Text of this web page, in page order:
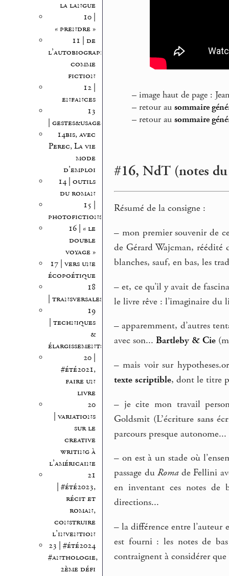
la langue
10 |
« prendre »
11 | de
l’autobiographie
comme
fiction
12 |
enfances
13
| gestes&usages
14bis, avec
Perec, La vie
mode
d’emploi
14 | outils
du roman
15 |
photofictions
16 | « le
double
voyage »
17 | vers une
écopoétique
18
| transversales
19
| techniques
&
élargissements
20 |
#été2021,
faire un
livre
20
| variations
sur le
creative
writing à
l’américaine
21
| #été2023,
récit et
roman,
construire
l’invention
23 | #été2024
#anthologie,
2ème défi
– image haut de page :
– retour au sommaire
– retour au sommaire
#16, NdT (notes
Résumé de la consigne :
– mon premier souvenir de
de Gérard Wajcman, réédité
blanches, sauf, en bas, les
– et, ce qu’il y avait de
le livre rêve : l’imaginaire
– apparemment, d’autres
avec son...Bartleby & Cie
– mais voir sur
texte scriptible, dont le titre
– je cite mon travail
Goldsmit (L’écriture sans
parcours presque autonome...
– on est à un stade où
passage duRomade Fellini
en inventant ces notes de
directions...
– la différence entre l’auteur
est fourni : les notes de
contraignent à considérer